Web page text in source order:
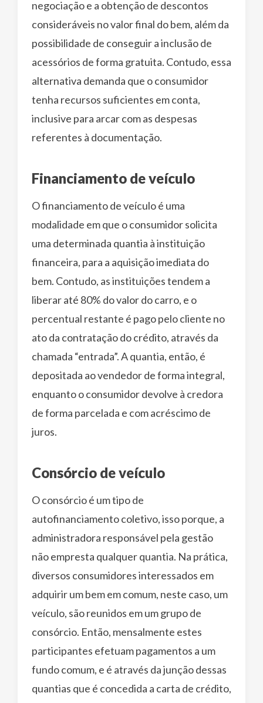
negociação e a obtenção de descontos
consideráveis no valor final do bem, além da
possibilidade de conseguir a inclusão de
acessórios de forma gratuita. Contudo, essa
alternativa demanda que o consumidor
tenha recursos suficientes em conta,
inclusive para arcar com as despesas
referentes à documentação.
Financiamento de veículo
O financiamento de veículo é uma
modalidade em que o consumidor solicita
uma determinada quantia à instituição
financeira, para a aquisição imediata do
bem. Contudo, as instituições tendem a
liberar até 80% do valor do carro, e o
percentual restante é pago pelo cliente no
ato da contratação do crédito, através da
chamada “entrada”. A quantia, então, é
depositada ao vendedor de forma integral,
enquanto o consumidor devolve à credora
de forma parcelada e com acréscimo de
juros.
Consórcio de veículo
O consórcio é um tipo de
autofinanciamento coletivo, isso porque, a
administradora responsável pela gestão
não empresta qualquer quantia. Na prática,
diversos consumidores interessados em
adquirir um bem em comum, neste caso, um
veículo, são reunidos em um grupo de
consórcio. Então, mensalmente estes
participantes efetuam pagamentos a um
fundo comum, e é através da junção dessas
quantias que é concedida a carta de crédito,